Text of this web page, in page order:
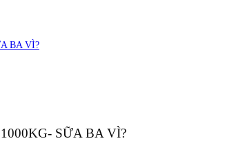
BA VÌ?
SỮA BA VÌ?